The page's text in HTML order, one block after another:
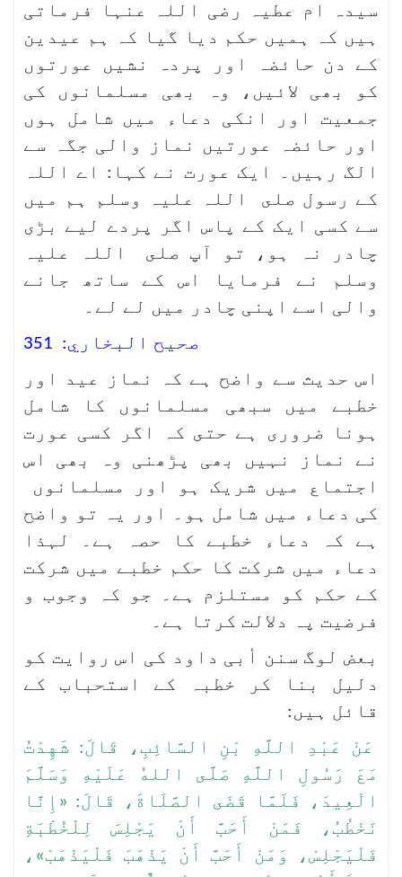
سیدہ ام عطیہ رضی اللہ عنہا فرماتی
ہیں کہ ہمیں حکم دیا گیا کہ ہم عیدین
کے دن حائضہ اور پردہ نشیں عورتوں
کو بھی لائیں، وہ بھی مسلمانوں کی
جمعیت اور انکی دعاء میں شامل ہوں
اور حائضہ عورتیں نماز والی جگہ سے
الگ رہیں۔ ایک عورت نے کہا: اے اللہ
کے رسول صلى اللہ علیہ وسلم ہم میں
سے کسی ایک کے پاس اگر پردے لیے بڑی
چادر نہ ہو، تو آپ صلى اللہ علیہ
وسلم نے فرمایا اس کے ساتھ جانے
والی اسے اپنی چادر میں لے لے۔
صحيح البخاري: 351
اس حدیث سے واضح ہے کہ نماز عید اور
خطبے میں سبھی مسلمانوں کا شامل
ہونا ضروری ہے حتى کہ اگر کسی عورت
نے نماز نہیں بھی پڑھنی وہ بھی اس
اجتماع میں شریک ہو اور مسلمانوں
کی دعاء میں شامل ہو۔ اور یہ تو واضح
ہے کہ دعاء خطبے کا حصہ ہے۔ لہذا
دعاء میں شرکت کا حکم خطبے میں شرکت
کے حکم کو مستلزم ہے۔ جو کہ وجوب و
فرضیت پہ دلالت کرتا ہے۔
بعض لوگ سنن أبی داود کی اس روایت کو
دلیل بنا کر خطبہ کے استحباب کے
قائل ہیں:
عَنْ عَبْدِ اللَّهِ بْنِ السَّائِبِ، قَالَ: شَهِدْتُ
مَعَ رَسُولِ اللَّهِ صَلَّى اللهُ عَلَيْهِ وَسَلَّمَ
الْعِيدَ، فَلَمَّا قَضَى الصَّلَاةَ، قَالَ: «إِنَّا
نَخْطُبُ، فَمَنْ أَحَبَّ أَنْ يَجْلِسَ لِلْخُطْبَةِ
فَلْيَجْلِسْ، وَمَنْ أَحَبَّ أَنْ يَذْهَبَ فَلْيَذْهَبْ»،